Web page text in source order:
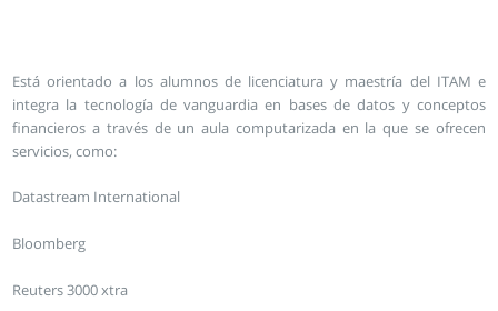
Está orientado a los alumnos de licenciatura y maestría del ITAM e
integra la tecnología de vanguardia en bases de datos y conceptos
financieros a través de un aula computarizada en la que se ofrecen
servicios, como:
Datastream International
Bloomberg
Reuters 3000 xtra